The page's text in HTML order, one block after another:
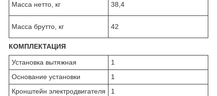
Масса нетто, кг 38,4
Масса брутто, кг 42
КОМПЛЕКТАЦИЯ
Установка вытяжная
1
Основание установки
1
Кронштейн электродвигателя
1